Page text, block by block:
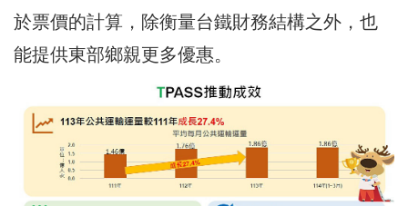
於票價的計算，除衡量台鐵財務結構之外，也
能提供東部鄉親更多優惠。